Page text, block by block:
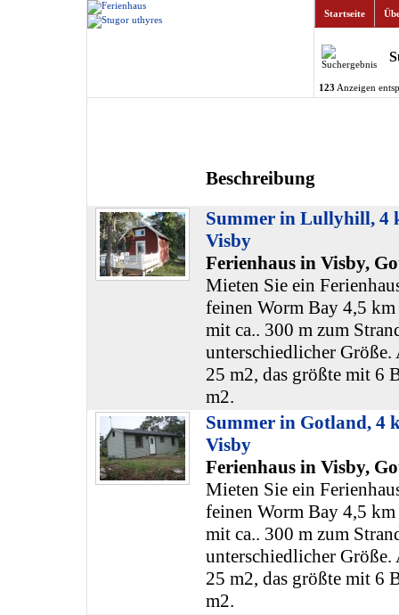
Startseite
123 Anzeigen
Beschreibung
Summer in Lullyhill, 4
Visby
Ferienhaus in Visby,
Mieten Sie ein
feinen Worm Bay 4,5
mit ca.. 300 m zum
unterschiedlicher Größe.
25 m2, das größte mit 6
m2.
Summer in Gotland, 4
Visby
Ferienhaus in Visby,
Mieten Sie ein
feinen Worm Bay 4,5
mit ca.. 300 m zum
unterschiedlicher Größe.
25 m2, das größte mit 6
m2.